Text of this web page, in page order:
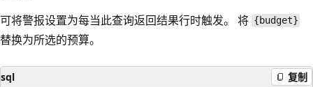
可将警报设置为每当此查询返回结果行时触发。 将 {budget}
替换为所选的预算。
sql 复制